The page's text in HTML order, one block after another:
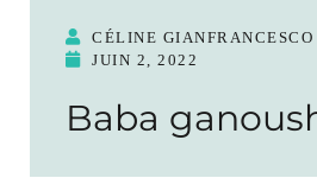
CÉLINE GIANFRANCESCO
JUIN 2, 2022
Baba